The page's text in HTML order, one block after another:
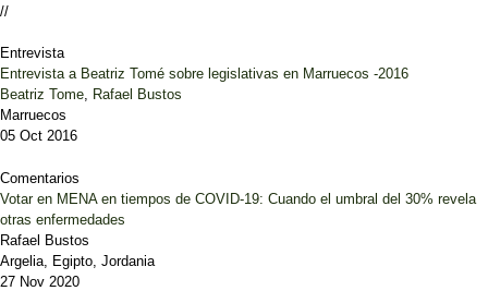
//
Entrevista
Entrevista a Beatriz Tomé sobre legislativas en Marruecos -2016
Beatriz Tome, Rafael Bustos
Marruecos
05 Oct 2016
Comentarios
Votar en MENA en tiempos de COVID-19: Cuando el umbral del 30% revela
otras enfermedades
Rafael Bustos
Argelia, Egipto, Jordania
27 Nov 2020